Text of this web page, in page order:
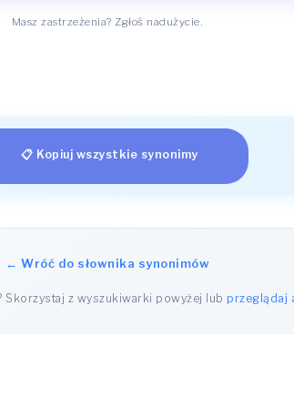
Masz zastrzeżenia? Zgłoś nadużycie.
📋 Kopiuj wszystkie synonimy
← Wróć do słownika synonimów
Skorzystaj z wyszukiwarki powyżej lubprzeglądaj